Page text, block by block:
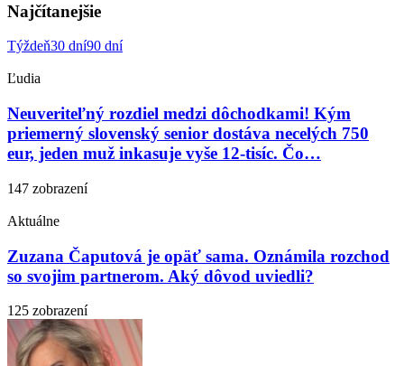
Najčítanejšie
Týždeň30 dní90 dní
Ľudia
Neuveriteľný rozdiel medzi dôchodkami! Kým
priemerný slovenský senior dostáva necelých 750
eur, jeden muž inkasuje vyše 12-tisíc. Čo…
147 zobrazení
Aktuálne
Zuzana Čaputová je opäť sama. Oznámila rozchod
so svojim partnerom. Aký dôvod uviedli?
125 zobrazení